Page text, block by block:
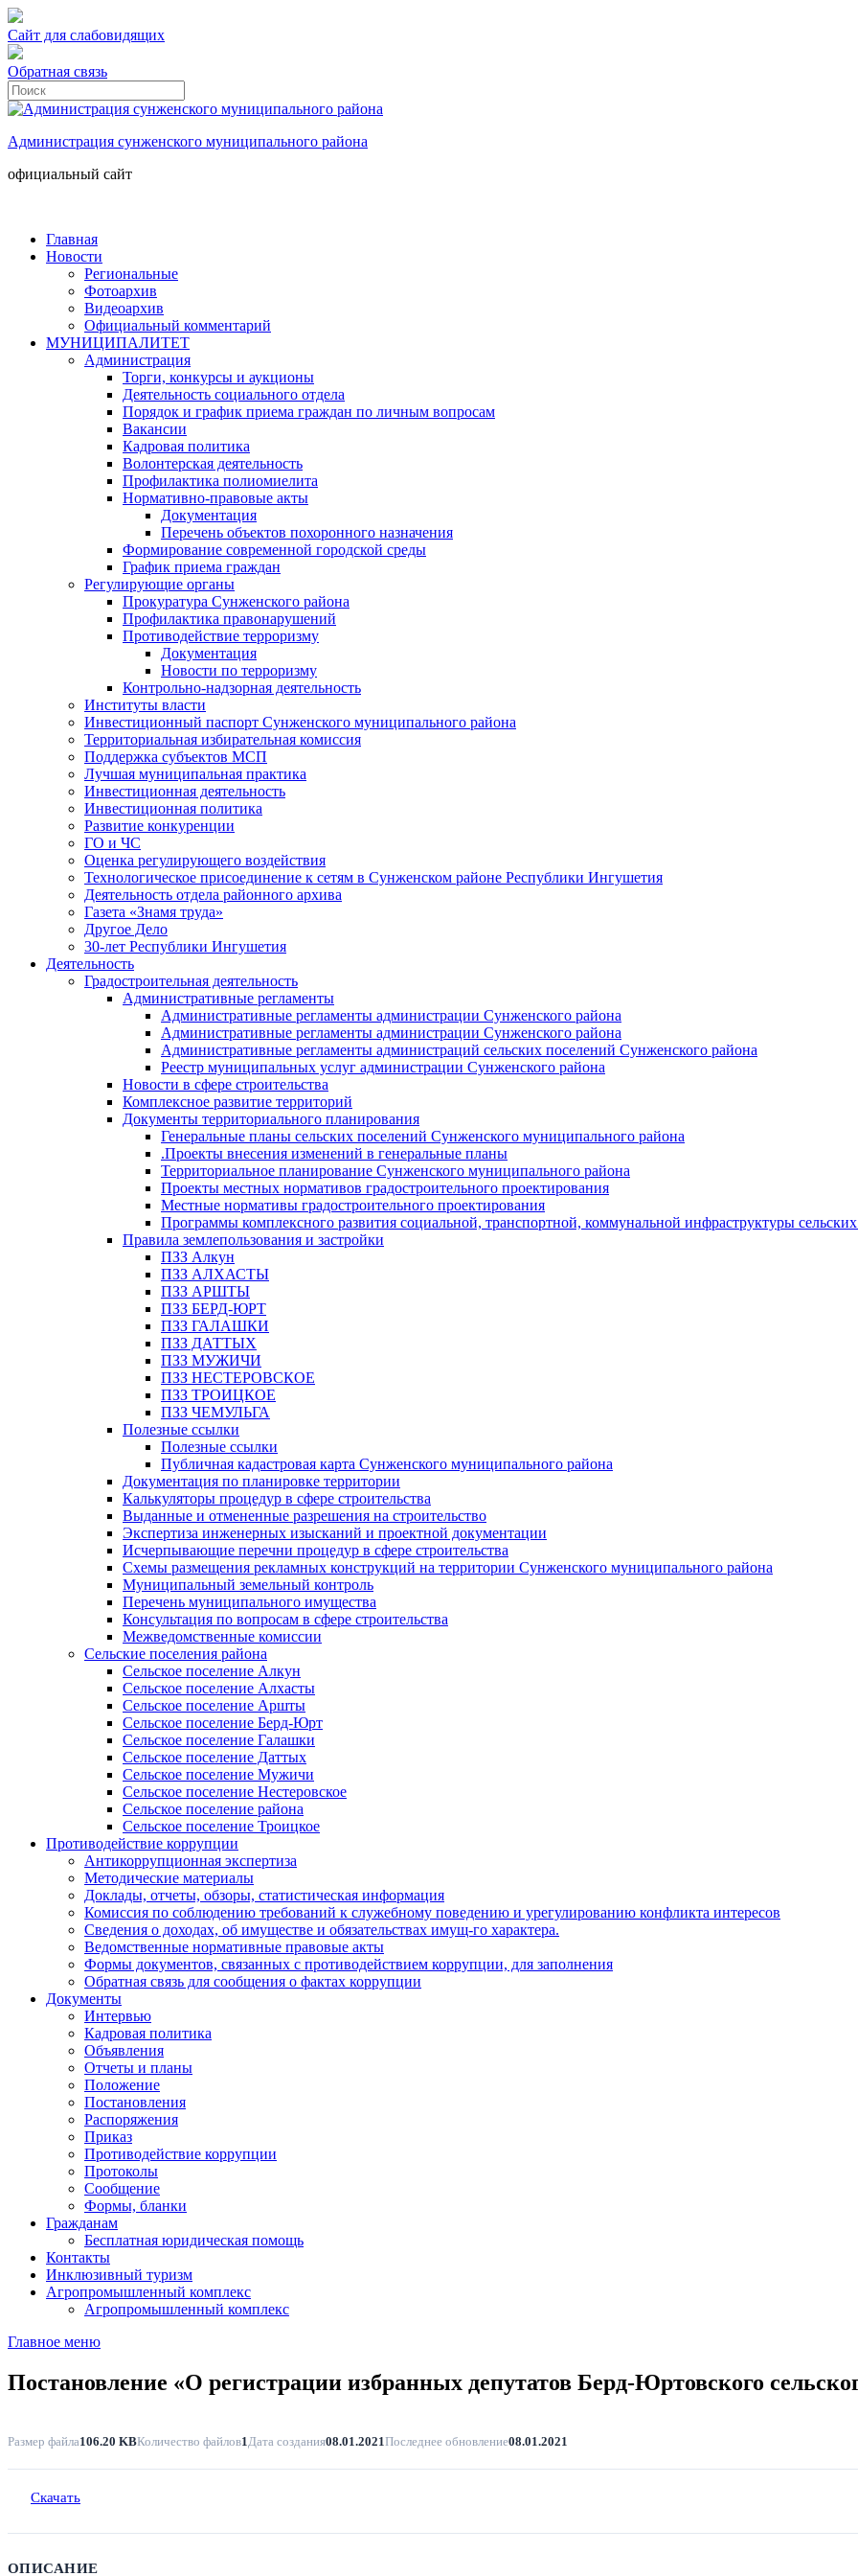
Сайт для слабовидящих
Обратная связь
Администрация сунженского муниципального района
официальный сайт
Главная
Новости
Региональные
Фотоархив
Видеоархив
Официальный комментарий
МУНИЦИПАЛИТЕТ
Администрация
Торги, конкурсы и аукционы
Деятельность социального отдела
Порядок и график приема граждан по личным вопросам
Вакансии
Кадровая политика
Волонтерская деятельность
Профилактика полиомиелита
Нормативно-правовые акты
Документация
Перечень объектов похоронного назначения
Формирование современной городской среды
График приема граждан
Регулирующие органы
Прокуратура Сунженского района
Профилактика правонарушений
Противодействие терроризму
Документация
Новости по терроризму
Контрольно-надзорная деятельность
Институты власти
Инвестиционный паспорт Сунженского муниципального района
Территориальная избирательная комиссия
Поддержка субъектов МСП
Лучшая муниципальная практика
Инвестиционная деятельность
Инвестиционная политика
Развитие конкуренции
ГО и ЧС
Оценка регулирующего воздействия
Технологическое присоединение к сетям в Сунженском районе Республики Ингушетия
Деятельность отдела районного архива
Газета «Знамя труда»
Другое Дело
30-лет Республики Ингушетия
Деятельность
Градостроительная деятельность
Административные регламенты
Административные регламенты администрации Сунженского района
Административные регламенты администрации Сунженского района
Административные регламенты администраций сельских поселений Сунженского района
Реестр муниципальных услуг администрации Сунженского района
Новости в сфере строительства
Комплексное развитие территорий
Документы территориального планирования
Генеральные планы сельских поселений Сунженского муниципального района
.Проекты внесения изменений в генеральные планы
Территориальное планирование Сунженского муниципального района
Проекты местных нормативов градостроительного проектирования
Местные нормативы градостроительного проектирования
Программы комплексного развития социальной, транспортной, коммунальной инфраструктуры
Правила землепользования и застройки
ПЗЗ Алкун
ПЗЗ АЛХАСТЫ
ПЗЗ АРШТЫ
ПЗЗ БЕРД-ЮРТ
ПЗЗ ГАЛАШКИ
ПЗЗ ДАТТЫХ
ПЗЗ МУЖИЧИ
ПЗЗ НЕСТЕРОВСКОЕ
ПЗЗ ТРОИЦКОЕ
ПЗЗ ЧЕМУЛЬГА
Полезные ссылки
Полезные ссылки
Публичная кадастровая карта Сунженского муниципального района
Документация по планировке территории
Калькуляторы процедур в сфере строительства
Выданные и отмененные разрешения на строительство
Экспертиза инженерных изысканий и проектной документации
Исчерпывающие перечни процедур в сфере строительства
Схемы размещения рекламных конструкций на территории Сунженского муниципального района
Муниципальный земельный контроль
Перечень муниципального имущества
Консультация по вопросам в сфере строительства
Межведомственные комиссии
Сельские поселения района
Сельское поселение Алкун
Сельское поселение Алхасты
Сельское поселение Аршты
Сельское поселение Берд-Юрт
Сельское поселение Галашки
Сельское поселение Даттых
Сельское поселение Мужичи
Сельское поселение Нестеровское
Сельское поселение района
Сельское поселение Троицкое
Противодействие коррупции
Антикоррупционная экспертиза
Методические материалы
Доклады, отчеты, обзоры, статистическая информация
Комиссия по соблюдению требований к служебному поведению и урегулированию конфликта интересов
Сведения о доходах, об имуществе и обязательствах имущ-го характера.
Ведомственные нормативные правовые акты
Формы документов, связанных с противодействием коррупции, для заполнения
Обратная связь для сообщения о фактах коррупции
Документы
Интервью
Кадровая политика
Объявления
Отчеты и планы
Положение
Постановления
Распоряжения
Приказ
Противодействие коррупции
Протоколы
Сообщение
Формы, бланки
Гражданам
Бесплатная юридическая помощь
Контакты
Инклюзивный туризм
Агропромышленный комплекс
Агропромышленный комплекс
Главное меню
Постановление «О регистрации избранных депутатов Берд-Юртовского
Размер файла106.20 KBКоличество файлов1 Дата создания08.01.2021Последнее обновление08.01.2021
Скачать
ОПИСАНИЕ